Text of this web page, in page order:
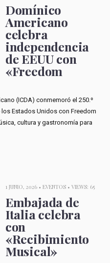
Domínico
Americano
celebra
independencia
de EEUU con
«Freedom
(ICDA) conmemoró el 250.º
Estados Unidos con Freedom
cultura y gastronomía para
1 JUNIO, 2026 • EVENTOS• VIEWS: 65
Embajada de
Italia celebra
con
«Recibimiento
Musical»